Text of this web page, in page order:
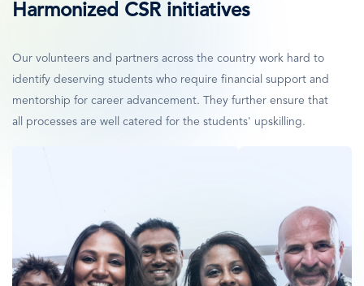
Harmonized CSR initiatives
Our volunteers and partners across the country work hard to
identify deserving students who require financial support and
mentorship for career advancement. They further ensure that
all processes are well catered for the students' upskilling.